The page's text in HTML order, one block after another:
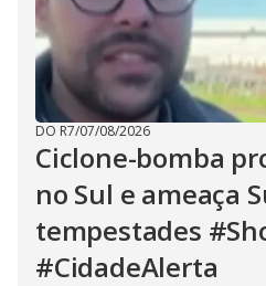
DO R7/07/08/2026
Ciclone-bomba
no Sul e ameaça
tempestades
#CidadeAlerta